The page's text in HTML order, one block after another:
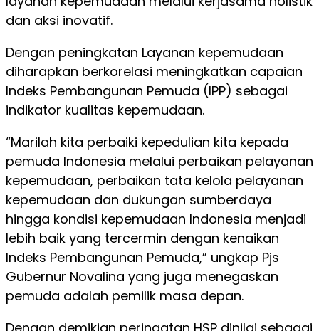
dan aksi inovatif.
Dengan peningkatan Layanan kepemudaan
diharapkan berkorelasi meningkatkan capaian
Indeks Pembangunan Pemuda (IPP) sebagai
indikator kualitas kepemudaan.
“Marilah kita perbaiki kepedulian kita kepada
pemuda Indonesia melalui perbaikan pelayanan
kepemudaan, perbaikan tata kelola pelayanan
kepemudaan dan dukungan sumberdaya
hingga kondisi kepemudaan Indonesia menjadi
lebih baik yang tercermin dengan kenaikan
Indeks Pembangunan Pemuda,” ungkap Pjs
Gubernur Novalina yang juga menegaskan
pemuda adalah pemilik masa depan.